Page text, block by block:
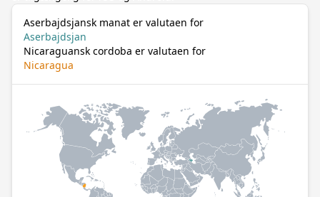
Aserbajdsjansk manat er valutaen for
Aserbajdsjan
Nicaraguansk cordoba er valutaen for
Nicaragua